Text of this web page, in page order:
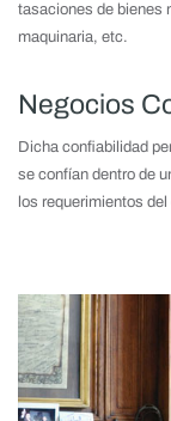
tasaciones de bienes
maquinaria, etc.
Negocios
Dicha confiabilidad
se confían dentro de
los requerimientos